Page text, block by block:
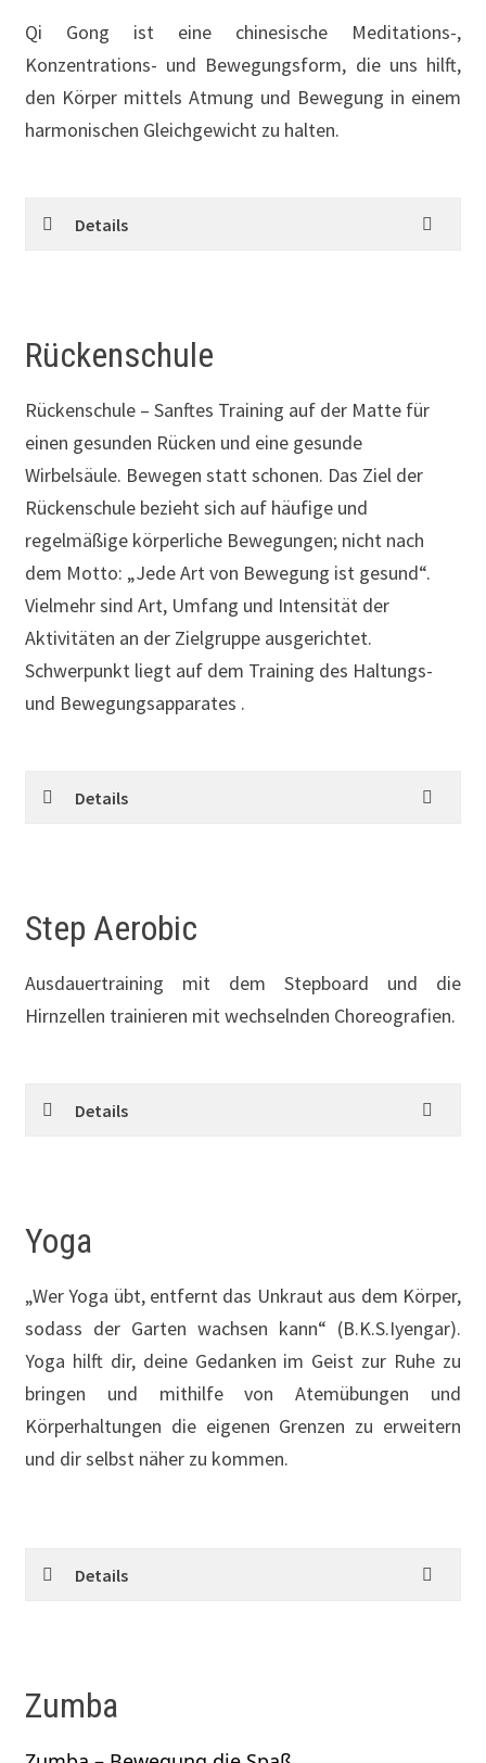
Qi Gong ist eine chinesische Meditations-,
Konzentrations- und Bewegungsform, die uns hilft,
den Körper mittels Atmung und Bewegung in einem
harmonischen Gleichgewicht zu halten.
Details
Rückenschule
Rückenschule – Sanftes Training auf der Matte für
einen gesunden Rücken und eine gesunde
Wirbelsäule. Bewegen statt schonen. Das Ziel der
Rückenschule bezieht sich auf häufige und
regelmäßige körperliche Bewegungen; nicht nach
dem Motto: „Jede Art von Bewegung ist gesund“.
Vielmehr sind Art, Umfang und Intensität der
Aktivitäten an der Zielgruppe ausgerichtet.
Schwerpunkt liegt auf dem Training des Haltungs-
und Bewegungsapparates .
Details
Step Aerobic
Ausdauertraining mit dem Stepboard und die
Hirnzellen trainieren mit wechselnden Choreografien.
Details
Yoga
„Wer Yoga übt, entfernt das Unkraut aus dem Körper,
sodass der Garten wachsen kann“ (B.K.S.Iyengar).
Yoga hilft dir, deine Gedanken im Geist zur Ruhe zu
bringen und mithilfe von Atemübungen und
Körperhaltungen die eigenen Grenzen zu erweitern
und dir selbst näher zu kommen.
Details
Zumba